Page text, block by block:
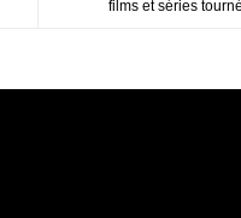
films et séries